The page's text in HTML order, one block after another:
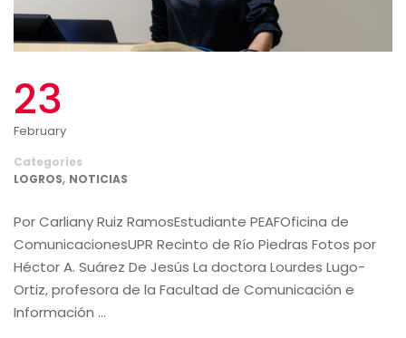
23
February
Categories
LOGROS, NOTICIAS
Por Carliany Ruiz RamosEstudiante PEAFOficina de
ComunicacionesUPR Recinto de Río Piedras Fotos por
Héctor A. Suárez De Jesús La doctora Lourdes Lugo-
Ortiz, profesora de la Facultad de Comunicación e
Información …